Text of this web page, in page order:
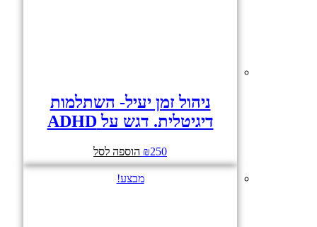
ניהול זמן יעיל- השתלמות
דיגיטלית. דגש על ADHD
₪250 הוספה לסל
מבצע!